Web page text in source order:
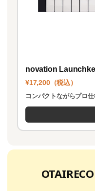
novation
¥17,200（税込）
コンパクトながらプロ仕